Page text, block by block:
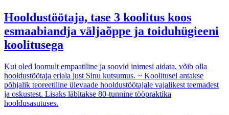
Hooldustöötaja, tase 3 koolitus koos
esmaabiandja väljaõppe ja toiduhügieeni
koolitusega
Kui oled loomult empaatiline ja soovid inimesi aidata, võib olla
hooldustöötaja eriala just Sinu kutsumus. ~ Koolitusel antakse
põhjalik teoreetiline ülevaade hooldustöötajale vajalikest teemadest
ja oskustest. Lisaks läbitakse 80-tunnine tööpraktika
hooldusasutuses.